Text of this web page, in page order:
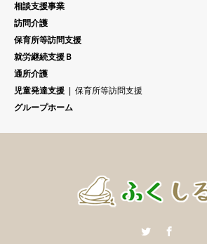
相談支援事業
訪問介護
保育所等訪問支援
就労継続支援Ｂ
通所介護
児童発達支援
保育所等訪問支援
グループホーム